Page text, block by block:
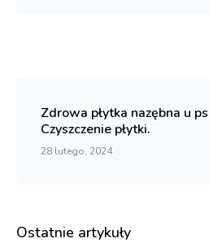
Zdrowa płytka nazębna u
Czyszczenie płytki.
28 lutego, 2024
Ostatnie artykuły